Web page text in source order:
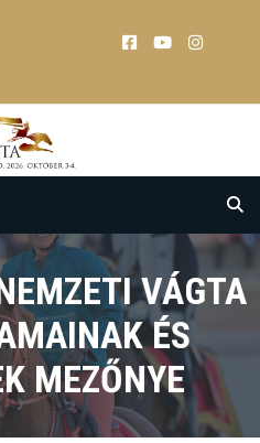
VÁGTA
ÉS
MEZŐNYE